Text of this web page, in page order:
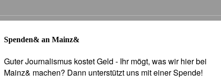
Spenden& an Mainz&
Guter Journalismus kostet Geld - Ihr mögt, was wir hier bei
Mainz& machen? Dann unterstützt uns mit einer Spende!